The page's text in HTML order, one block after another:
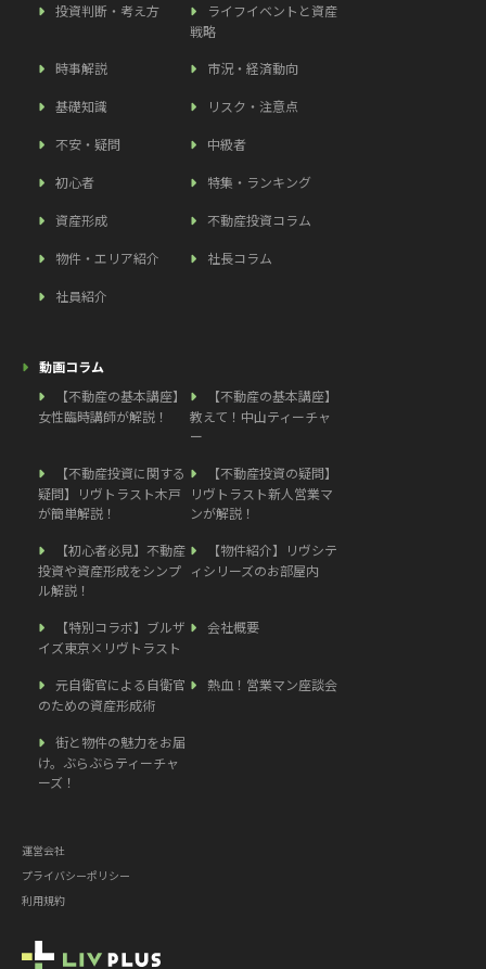
投資判断・考え方
ライフイベントと資産
戦略
時事解説
市況・経済動向
基礎知識 リスク・注意点
不安・疑問 中級者
初心者 特集・ランキング
資産形成 不動産投資コラム
物件・エリア紹介 社長コラム
社員紹介
動画コラム
【不動産の基本講座】
女性臨時講師が解説！
【不動産の基本講座】
教えて！中山ティーチャ
ー
【不動産投資に関する
疑問】リヴトラスト木戸
が簡単解説！
【不動産投資の疑問】
リヴトラスト新人営業マ
ンが解説！
【初心者必見】不動産
投資や資産形成をシンプ
ル解説！
【物件紹介】リヴシテ
ィシリーズのお部屋内
【特別コラボ】ブルザ
イズ東京×リヴトラスト
会社概要
元自衛官による自衛官
のための資産形成術
熱血！営業マン座談会
街と物件の魅力をお届
け。ぶらぶらティーチャ
ーズ！
運営会社
プライバシーポリシー
利用規約